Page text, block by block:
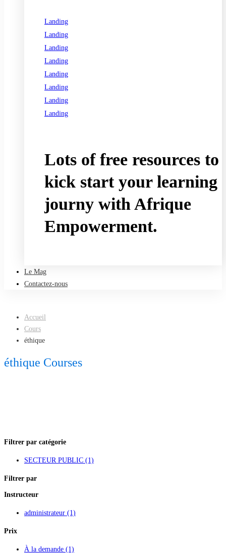
Landing
Landing
Landing
Landing
Landing
Landing
Landing
Landing
Lots of free resources to
kick start your learning
journy with Afrique
Empowerment.
Le Mag
Contactez-nous
Accueil
Cours
éthique
éthique Courses
Filtrer par catégorie
SECTEUR PUBLIC (1)
Filtrer par
Instructeur
administrateur (1)
Prix
À la demande (1)